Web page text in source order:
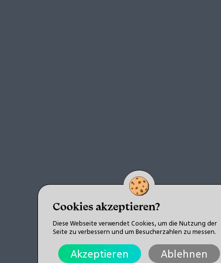
Cookies akzeptieren?
Diese Webseite verwendet Cookies, um die Nutzung der
Seite zu verbessern und um Besucherzahlen zu messen.
Akzeptieren Ablehnen